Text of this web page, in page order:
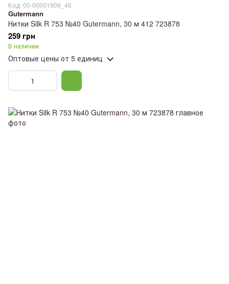
Код: 00-00001906_46
Gutermann
Нитки Silk R 753 №40 Gutermann, 30 м 412 723878
259 грн
В наличии
Оптовые цены от 5 единиц